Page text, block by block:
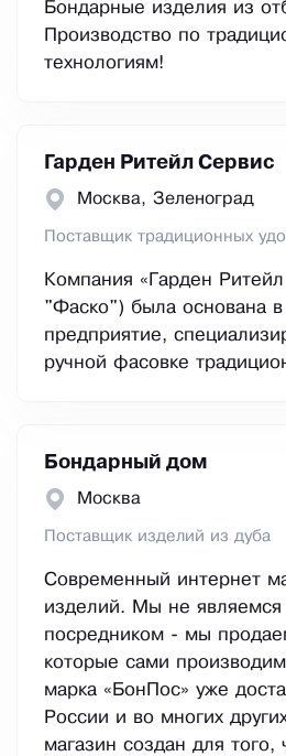
Бондарные изделия из
Производство по
технологиям!
Гарден Ритейл Сервис
Москва, Зеленоград
Поставщик традиционных
Компания «Гарден
"Фаско") была основана в
предприятие,
ручной фасовке
Бондарный дом
Москва
Поставщик изделий из дуба
Cовременный интернет
изделий. Мы не являемся
посредником - мы
которые сами
марка «БонПос» уже
России и во многих
магазин создан для того,